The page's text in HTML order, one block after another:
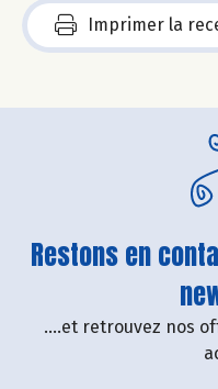
Imprimer la
Restons en
....et retrouvez nos